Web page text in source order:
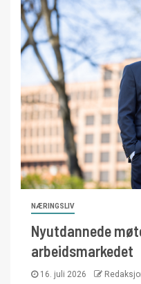
NÆRINGSLIV
Nyutdannede
arbeidsmarkedet
16. juli 2026